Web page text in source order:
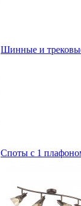
Шинные и
Споты с 1